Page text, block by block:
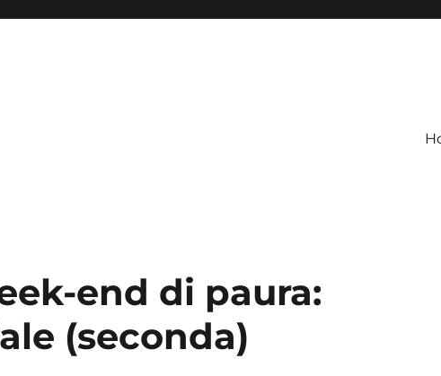
end di paura:
(seconda)